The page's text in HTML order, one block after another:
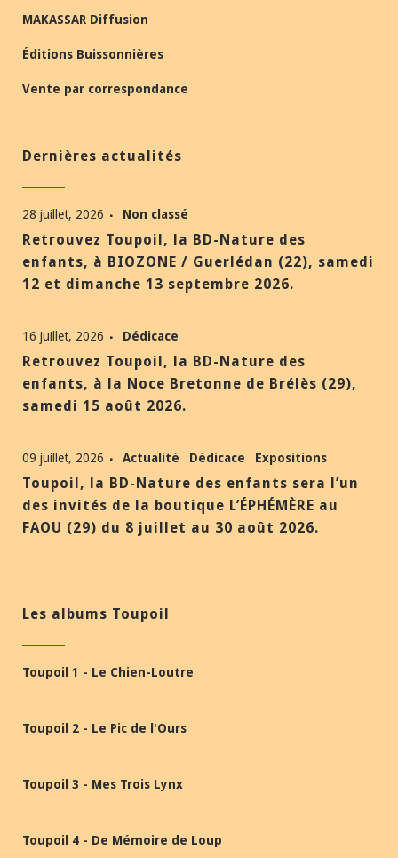
MAKASSAR Diffusion
Éditions Buissonnières
Vente par correspondance
Dernières actualités
28 juillet, 2026 Non classé
Retrouvez Toupoil, la BD-Nature des
enfants, à BIOZONE / Guerlédan (22), samedi
12 et dimanche 13 septembre 2026.
16 juillet, 2026 Dédicace
Retrouvez Toupoil, la BD-Nature des
enfants, à la Noce Bretonne de Brélès (29),
samedi 15 août 2026.
09 juillet, 2026 Actualité Dédicace Expositions
Toupoil, la BD-Nature des enfants sera l’un
des invités de la boutique L’ÉPHÉMÈRE au
FAOU (29) du 8 juillet au 30 août 2026.
Les albums Toupoil
Toupoil 1 - Le Chien-Loutre
Toupoil 2 - Le Pic de l'Ours
Toupoil 3 - Mes Trois Lynx
Toupoil 4 - De Mémoire de Loup